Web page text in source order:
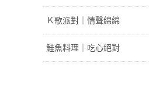
Ｋ歌派對｜情聲綿綿
鮭魚料理｜吃心絕對